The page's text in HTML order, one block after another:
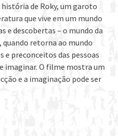
de Roky, um garoto
que vive em um mundo
e descobertas – o mundo da
retorna ao mundo
e preconceitos das pessoas
imaginar. O filme mostra um
e a imaginação pode ser